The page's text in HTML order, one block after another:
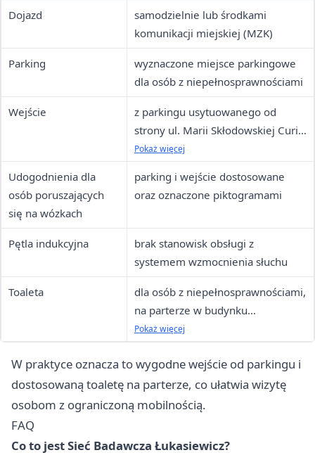
Dojazd
samodzielnie lub środkami
komunikacji miejskiej (MZK)
Parking
wyznaczone miejsce parkingowe
dla osób z niepełnosprawnościami
Wejście
z parkingu usytuowanego od
strony ul. Marii Skłodowskiej Curie
55
Pokaż więcej
Udogodnienia dla
osób poruszających
się na wózkach
parking i wejście dostosowane
oraz oznaczone piktogramami
Pętla indukcyjna
brak stanowisk obsługi z
systemem wzmocnienia słuchu
Toaleta
dla osób z niepełnosprawnościami,
na parterze w budynku
oznaczonym literą „C”
Pokaż więcej
W praktyce oznacza to wygodne wejście od parkingu i
dostosowaną toaletę na parterze, co ułatwia wizytę
osobom z ograniczoną mobilnością.
FAQ
Co to jest Sieć Badawcza Łukasiewicz?